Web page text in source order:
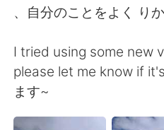
Español العربية
、自分のことをよく り
I tried using some new
please let me know if
ます~